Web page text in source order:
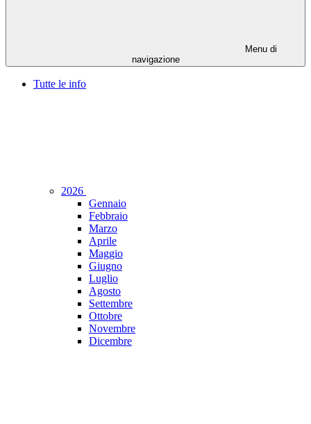
Menu di
navigazione
Tutte le info
2026
Gennaio
Febbraio
Marzo
Aprile
Maggio
Giugno
Luglio
Agosto
Settembre
Ottobre
Novembre
Dicembre